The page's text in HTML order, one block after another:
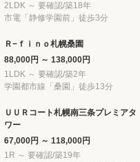
2LDK ～ 要確認/築18年
市電「静修学園前」徒歩3分
Ｒ−ｆｉｎｏ札幌桑園
88,000円 ～ 138,000円
1LDK ～ 要確認/築2年
学園都市線「桑園」徒歩13分
ＵＵＲコート札幌南三条プレミアタ
ワー
67,000円 ～ 118,000円
1R ～ 要確認/築19年